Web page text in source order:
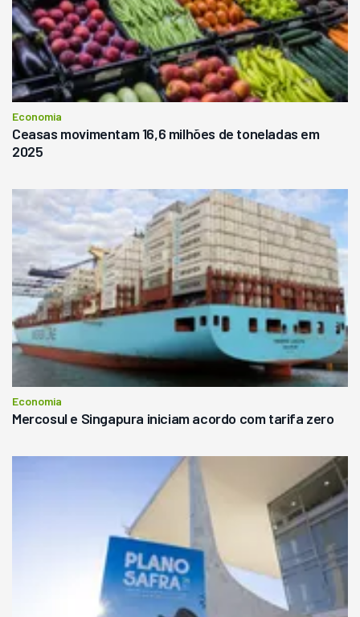
Economia
Ceasas movimentam 16,6 milhões de toneladas em
2025
Economia
Mercosul e Singapura iniciam acordo com tarifa zero